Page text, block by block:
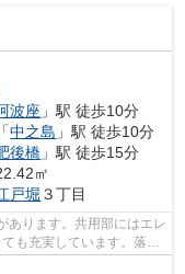
波座 」駅 徒歩10分
「中之島 」駅 徒歩10分
後橋 」駅 徒歩15分
㎡
戸堀 ３丁目
あります。共用部にはエレ
も充実しています。落ち